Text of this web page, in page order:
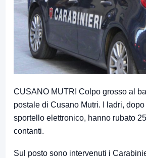
CUSANO MUTRI Colpo grosso al
postale di Cusano Mutri. I ladri,
sportello elettronico, hanno rubato
contanti.
Sul posto sono intervenuti i